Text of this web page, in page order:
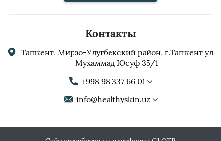
Контакты
Ташкент, Мирзо-Улугбекский район, г.Ташкент ул
Мухаммад Юсуф 35/1
+998 98 337 66 01
info@healthyskin.uz